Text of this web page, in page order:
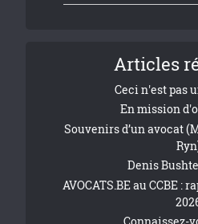
Articles
Ceci n'est pas
En mission
Souvenirs d’un avocat
Denis
AVOCATS.BE au CCBE :